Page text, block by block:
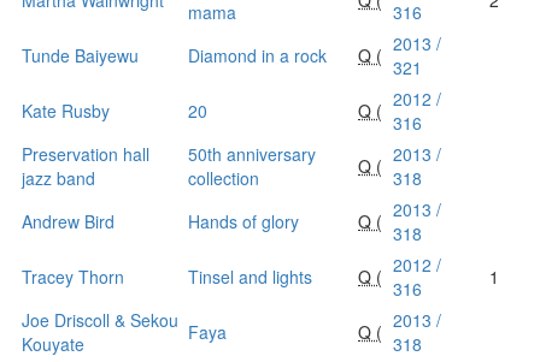
mama
316
Tunde Baiyewu Diamond in a rock Q ( 2013 /
321
Kate Rusby
20 Q ( 2012 /
316
Preservation hall
jazz band
50th anniversary
collection
Q ( 2013 /
318
Andrew Bird
Hands of glory Q ( 2013 /
318
Tracey Thorn
Tinsel and lights Q ( 2012 /
316
1
Joe Driscoll & Sekou
Kouyate
Faya Q ( 2013 /
318